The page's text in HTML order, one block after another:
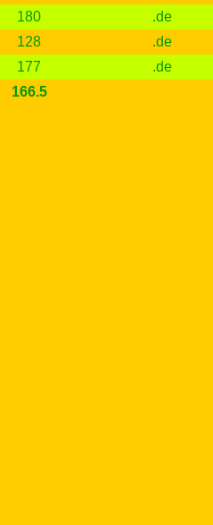
180
.de
128
.de
177
.de
166.5